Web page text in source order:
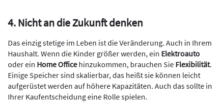
4. Nicht an die Zukunft denken
Das einzig stetige im Leben ist die Veränderung. Auch in Ihrem
Haushalt. Wenn die Kinder größer werden, ein Elektroauto
oder ein Home Office hinzukommen, brauchen Sie Flexibilität.
Einige Speicher sind skalierbar, das heißt sie können leicht
aufgerüstet werden auf höhere Kapazitäten. Auch das sollte in
Ihrer Kaufentscheidung eine Rolle spielen.